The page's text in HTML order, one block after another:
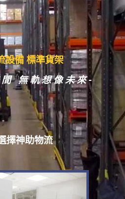
設備 倉儲規劃
無軌想像未來-
擇神助物流